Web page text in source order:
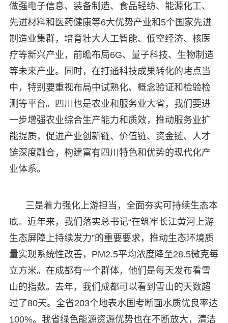
做强电子信息、装备制造、食品轻纺、能源化工、
先进材料和医药健康等6大优势产业和5个国家先进
制造业集群，培育壮大人工智能、低空经济、核医
疗等新兴产业，前瞻布局6G、量子科技、生物制造
等未来产业。同时，在打通科技成果转化的堵点当
中，特别要重视布局中试熟化、概念验证和检验检
测等平台。四川也是农业和服务业大省，我们要进
一步增强农业综合生产能力和质效，推动服务业扩
能提质，促进产业创新链、价值链、资金链、人才
链深度融合，构建富有四川特色和优势的现代化产
业体系。
三是着力强化上游担当，全面夯实可持续生态本
底。近年来，我们落实总书记“在筑牢长江黄河上游
生态屏障上持续发力”的重要要求，推动生态环境质
量实现系统性改善，PM2.5平均浓度降至28.5微克每
立方米。在成都有一个群体，他们是每天发布看雪
山的指数。去年，我们成都可以看到雪山的天数超
过了80天。全省203个地表水国考断面水质优良率达
100%。我省绿色能源资源优势也在不断放大，清洁